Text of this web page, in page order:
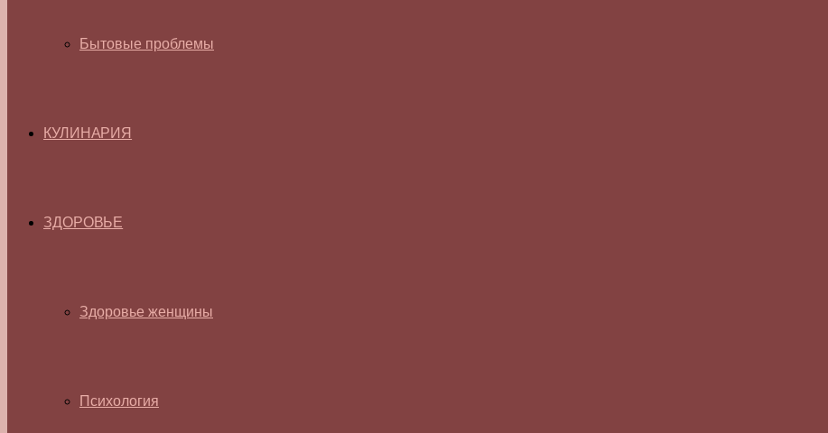
Бытовые проблемы
КУЛИНАРИЯ
ЗДОРОВЬЕ
Здоровье женщины
Психология